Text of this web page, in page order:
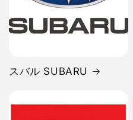
スバル SUBARU